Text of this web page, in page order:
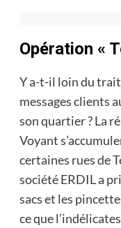
Opération «
Y a-t-il loin du
messages clients
son quartier ? La
Voyant
certaines rues de
société ERDIL a
sacs et les
ce que